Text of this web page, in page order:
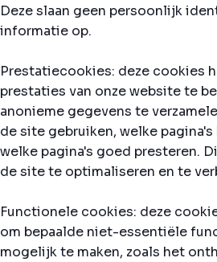
Deze slaan geen persoonlijk
informatie op.
Prestatiecookies: deze cookies
prestaties van onze website te
anonieme gegevens te
de site gebruiken, welke
welke pagina's goed presteren.
de site te optimaliseren en te
Functionele cookies: deze
om bepaalde niet-essentiële
mogelijk te maken, zoals het